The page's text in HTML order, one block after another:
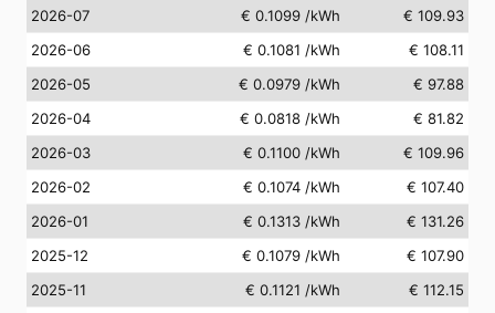
2026-07
€ 0.1099 /kWh
€ 109.93
2026-06
€ 0.1081 /kWh
€ 108.11
2026-05
€ 0.0979 /kWh
€ 97.88
2026-04
€ 0.0818 /kWh
€ 81.82
2026-03
€ 0.1100 /kWh
€ 109.96
2026-02
€ 0.1074 /kWh
€ 107.40
2026-01
€ 0.1313 /kWh
€ 131.26
2025-12
€ 0.1079 /kWh
€ 107.90
2025-11
€ 0.1121 /kWh
€ 112.15